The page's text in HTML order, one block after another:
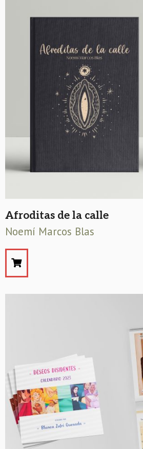
Afroditas de la calle
Noemí Marcos Blas